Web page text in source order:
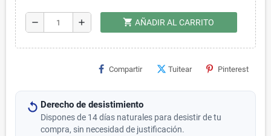
remove add shopping_cart AÑADIR AL CARRITO
Compartir Tuitear Pinterest
Derecho de desistimiento
Dispones de 14 días naturales para desistir de tu
compra, sin necesidad de justificación.